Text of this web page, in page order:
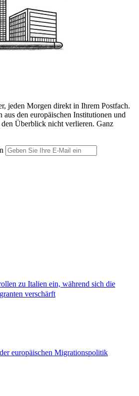
jeden Morgen direkt in Ihrem Postfach.
den europäischen Institutionen und
Überblick nicht verlieren. Ganz
zu Italien ein, während sich die
verschärft
europäischen Migrationspolitik